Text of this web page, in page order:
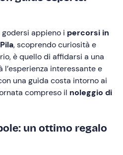
appieno i percorsi in
, scoprendo curiosità e
è quello di affidarsi a una
l’esperienza interessante e
una guida costa intorno ai
compreso il noleggio di
un ottimo regalo